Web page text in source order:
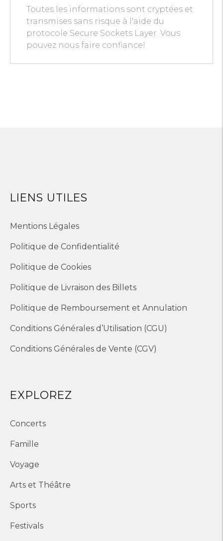
Toutes les informations sont cryptées et
transmises sans risque à l'aide du
protocole Secure Sockets Layer. Vous
pouvez nous faire confiance!
LIENS UTILES
Mentions Légales
Politique de Confidentialité
Politique de Cookies
Politique de Livraison des Billets
Politique de Remboursement et Annulation
Conditions Générales d’Utilisation (CGU)
Conditions Générales de Vente (CGV)
EXPLOREZ
Concerts
Famille
Voyage
Arts et Théâtre
Sports
Festivals